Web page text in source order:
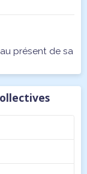
présent de sa